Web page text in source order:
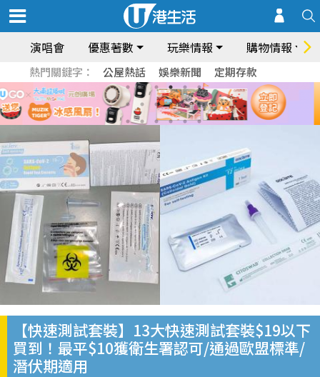
演唱會 優惠著數 玩樂情報 購物情報
熱門關鍵字： 公屋熱話 娛樂新聞 定期存款
【快速測試套裝】13大快速測試套裝$19以下
買到！最平$10獲衛生署認可/通過歐盟標準/
潛伏期適用